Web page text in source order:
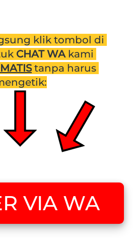
klik tombol di
CHAT WA kami
tanpa harus
VIA WA